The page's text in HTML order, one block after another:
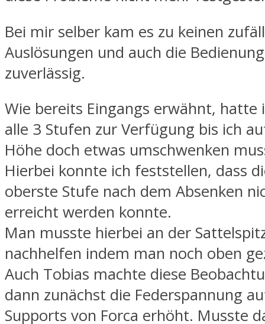
Bei mir selber kam es zu keinen
Auslösungen und auch die
zuverlässig.
Wie bereits Eingangs erwähnt, hatte
alle 3 Stufen zur Verfügung bis ich
Höhe doch etwas umschwenken
Hierbei konnte ich feststellen, dass
oberste Stufe nach dem Absenken
erreicht werden konnte.
Man musste hierbei an der
nachhelfen indem man noch oben
Auch Tobias machte diese
dann zunächst die Federspannung
Supports von Forca erhöht. Musste